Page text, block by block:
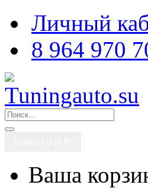
Личный
8 964 970
Ваша